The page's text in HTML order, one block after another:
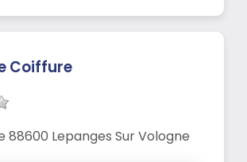
Coiffure
88600 Lepanges Sur Vologne